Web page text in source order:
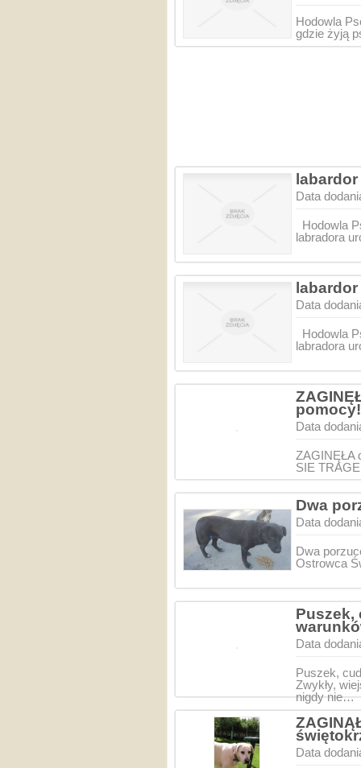
Hodowla
gdzie żyją
Data
Hodowla
labradora
Data
Hodowla
labradora
pomocy!
Data
ZAGINĘŁA
SIE
Dwa
Data
Dwa
Ostrowca
Puszek,
Data
Puszek,
Zwykły,
nigdy nie…
Data